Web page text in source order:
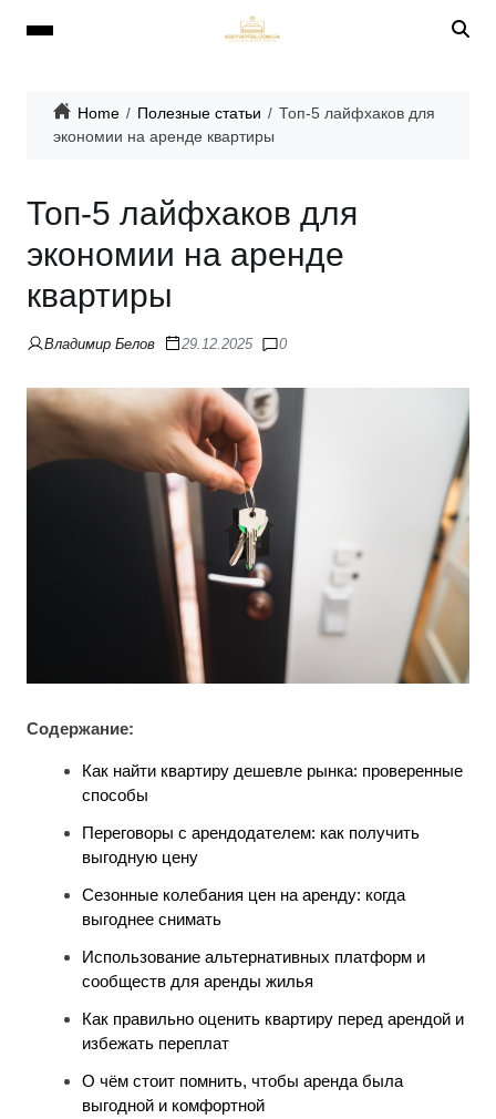
Home Полезные статьи
Топ-5 лайфхаков для
экономии на аренде квартиры
Топ-5 лайфхаков для
экономии на аренде
квартиры
Владимир Белов 29.12.2025 0
Содержание:
Как найти квартиру дешевле рынка: проверенные
способы
Переговоры с арендодателем: как получить
выгодную цену
Сезонные колебания цен на аренду: когда
выгоднее снимать
Использование альтернативных платформ и
сообществ для аренды жилья
Как правильно оценить квартиру перед арендой и
избежать переплат
О чём стоит помнить, чтобы аренда была
выгодной и комфортной